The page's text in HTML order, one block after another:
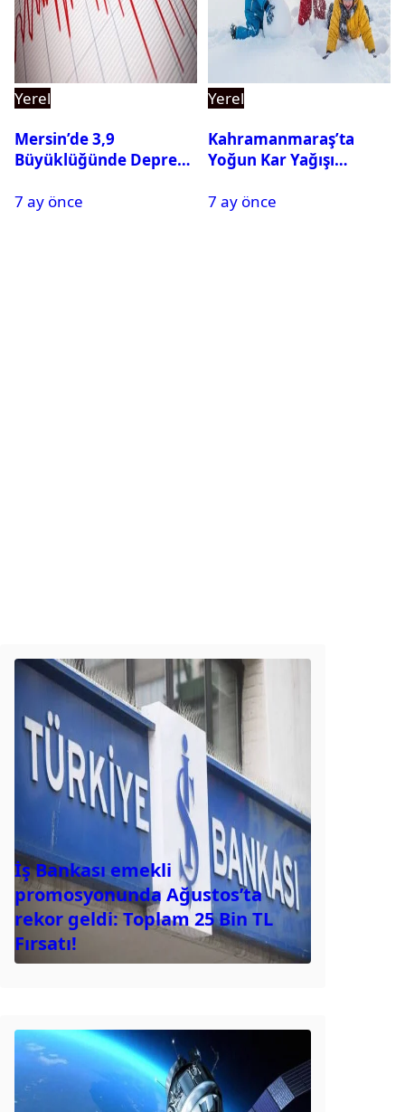
Yerel
Mersin’de 3,9
Büyüklüğünde Deprem
7 ay önce
Yerel
Kahramanmaraş’ta
Yoğun Kar Yağışı
Tatil
7 ay önce
İş Bankası emekli
promosyonunda Ağustos’ta
rekor geldi: Toplam 25 Bin TL
Fırsatı!